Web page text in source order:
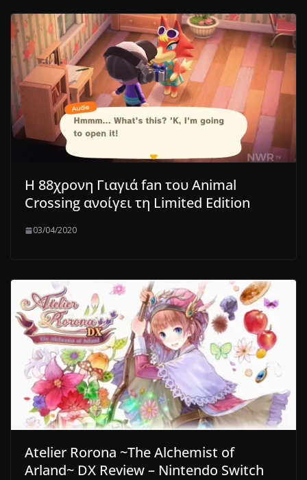
Η 88χρονη Γιαγιά fan του Animal
Crossing ανοίγει τη Limited Edition
03/04/2020
Atelier Rorona ~The Alchemist of
Arland~ DX Review – Nintendo Switch